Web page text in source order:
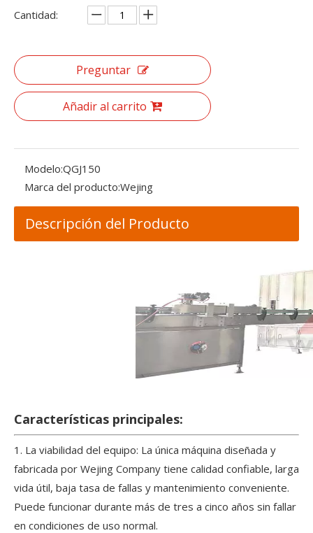
Cantidad:
Preguntar
Añadir al carrito
Modelo:QGJ150
Marca del producto:Wejing
Descripción del Producto
Características principales:
1. La viabilidad del equipo: La única máquina diseñada y
fabricada por Wejing Company tiene calidad confiable, larga
vida útil, baja tasa de fallas y mantenimiento conveniente.
Puede funcionar durante más de tres a cinco años sin fallar
en condiciones de uso normal.